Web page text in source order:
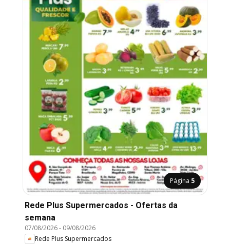
Página 5
Rede Plus Supermercados - Ofertas da
semana
07/08/2026- 09/08/2026
Rede Plus Supermercados